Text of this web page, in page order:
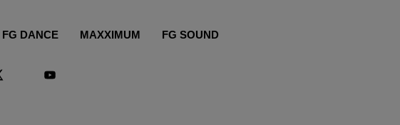
FG DANCE MAXXIMUM FG SOUND